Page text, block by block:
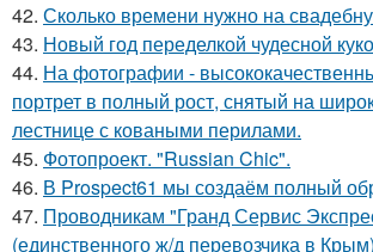
42. Сколько времени нужно на
43. Новый год переделкой чудесной
44. На фотографии -
портрет в полный рост, снятый на
лестнице с коваными перилами.
45. Фотопроект. "Russian Chic".
46. В Prospect61 мы создаём полный
47. Проводникам "Гранд Сервис
(единственного ж/д перевозчика в